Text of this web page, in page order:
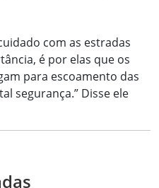
com as estradas
é por elas que os
para escoamento das
segurança.” Disse ele